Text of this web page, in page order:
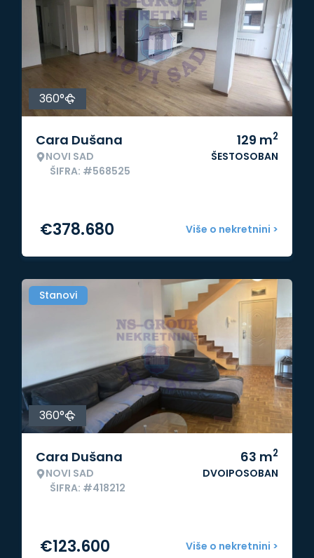
360°
Cara Dušana
NOVI SAD
ŠIFRA: #568525
129 m2
ŠESTOSOBAN
Više o nekretnini >
€378.680
Stanovi
360°
Cara Dušana
NOVI SAD
ŠIFRA: #418212
63 m2
DVOIPOSOBAN
Više o nekretnini >
€123.600